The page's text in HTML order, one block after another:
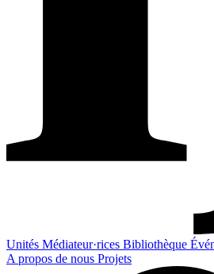
Unités Médiateur·rices Bibliothèque
A propos de nous Projets